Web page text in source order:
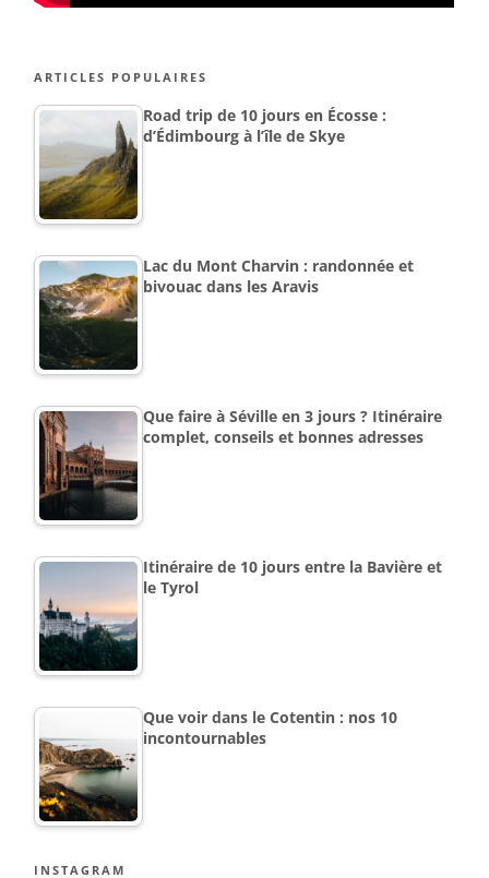
ARTICLES POPULAIRES
Road trip de 10 jours en Écosse :
d’Édimbourg à l’île de Skye
Lac du Mont Charvin : randonnée et
bivouac dans les Aravis
Que faire à Séville en 3 jours ? Itinéraire
complet, conseils et bonnes adresses
Itinéraire de 10 jours entre la Bavière et
le Tyrol
Que voir dans le Cotentin : nos 10
incontournables
INSTAGRAM